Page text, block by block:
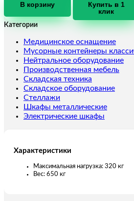
Кран
"Мастер"
(без
противовеса)
В корзину
Купить в 1
клик
Категории
Медицинское оснащение
Мусорные контейнеры
Нейтральное оборудование
Производственная мебель
Складская техника
Складское оборудование
Стеллажи
Шкафы металлические
Электрические шкафы
Характеристики
Максимальная нагрузка: 320 кг
Вес: 650 кг